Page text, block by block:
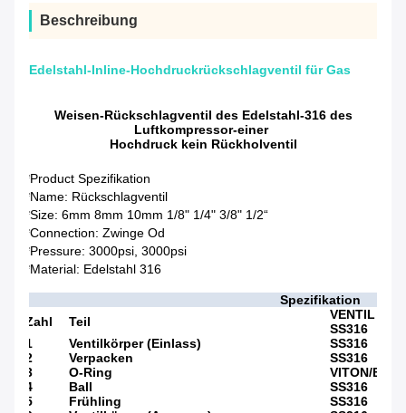
Beschreibung
Edelstahl-Inline-Hochdruckrückschlagventil für Gas
Weisen-Rückschlagventil des Edelstahl-316 des
Luftkompressor-einer
Hochdruck kein Rückholventil
*Product Spezifikation
*Name: Rückschlagventil
*Size: 6mm 8mm 10mm 1/8" 1/4" 3/8" 1/2“
*Connection: Zwinge Od
*Pressure: 3000psi, 3000psi
*Material: Edelstahl 316
Spezifikation
Zahl
Teil
VENTIL
SS316
1
Ventilkörper (Einlass)
SS316
2
Verpacken
SS316
3
O-Ring
VITON/
4
Ball
SS316
5
Frühling
SS316